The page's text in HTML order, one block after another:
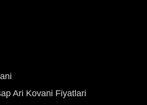
Ari Kovani Fiyatlari